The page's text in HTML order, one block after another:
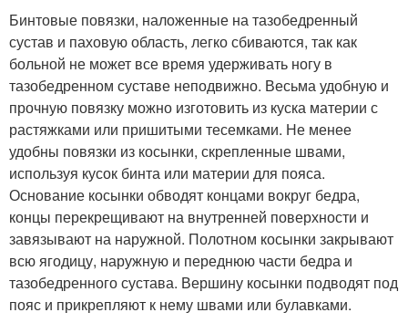
Бинтовые повязки, наложенные на тазобедренный
сустав и паховую область, легко сбиваются, так как
больной не может все время удерживать ногу в
тазобедренном суставе неподвижно. Весьма удобную и
прочную повязку можно изготовить из куска материи с
растяжками или пришитыми тесемками. Не менее
удобны повязки из косынки, скрепленные швами,
используя кусок бинта или материи для пояса.
Основание косынки обводят концами вокруг бедра,
концы перекрещивают на внутренней поверхности и
завязывают на наружной. Полотном косынки закрывают
всю ягодицу, наружную и переднюю части бедра и
тазобедренного сустава. Вершину косынки подводят под
пояс и прикрепляют к нему швами или булавками.